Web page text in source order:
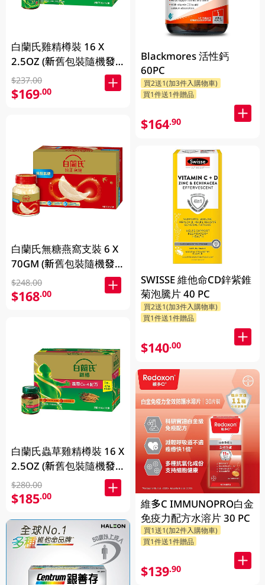
白蘭氏雞精樽裝 16 X
2.5OZ (新舊包裝隨機發
放)
$237.00
$169.00
白蘭氏無糖燕窩支裝 6 X
70GM (新舊包裝隨機發
放)
$248.00
$168.00
白蘭氏蟲草雞精樽裝 16 X
2.5OZ (新舊包裝隨機發
放)
$280.00
$185.00
Blackmores 活性鈣
60PC
買2送1(加3件入購物車)
買1件送1件贈品
$164.90
SWISSE 維他命CD鋅紫錐
菊泡騰片 40 PC
買2送1(加3件入購物車)
買1件送1件贈品
$140.00
維多C IMMUNOPRO白金
免疫力配方水溶片 30 PC
買1送1(加2件入購物車)
買1件送1件贈品
$139.90